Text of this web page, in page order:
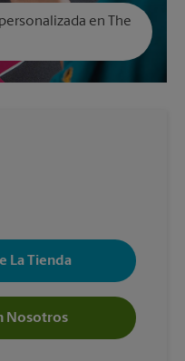
en The
La Tienda
Nosotros